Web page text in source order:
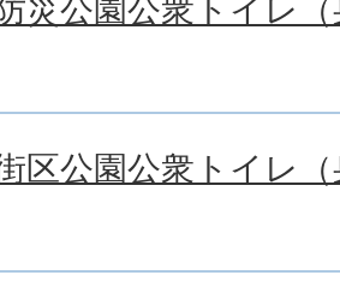
災公園公衆トイレ
区公園公衆トイレ